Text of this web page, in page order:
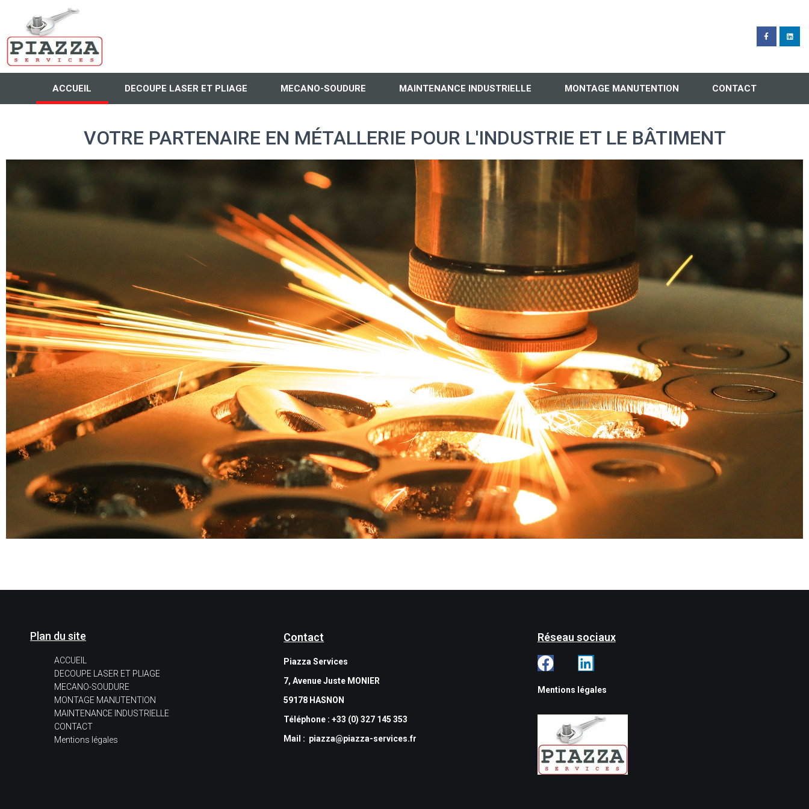
ACCUEIL DECOUPE LASER ET PLIAGE MECANO-SOUDURE MAINTENANCE INDUSTRIELLE MONTAGE MANUTENTION CONTACT
VOTRE PARTENAIRE EN MÉTALLERIE POUR L'INDUSTRIE ET LE BÂTIMENT
Plan du site
ACCUEIL
DECOUPE LASER ET PLIAGE
MECANO-SOUDURE
MONTAGE MANUTENTION
MAINTENANCE INDUSTRIELLE
CONTACT
Mentions légales
Contact
Piazza Services
7, Avenue Juste MONIER
59178 HASNON
Téléphone : +33 (0) 327 145 353
Mail : piazza@piazza-services.fr
Réseau sociaux
Mentions légales